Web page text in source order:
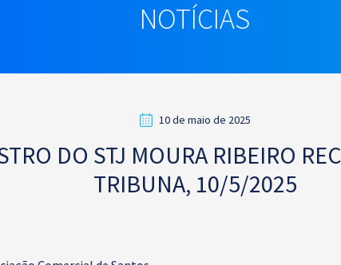
NOTÍCIAS
10 de maio de 2025
DO STJ MOURA RIBEIRO
TRIBUNA, 10/5/2025